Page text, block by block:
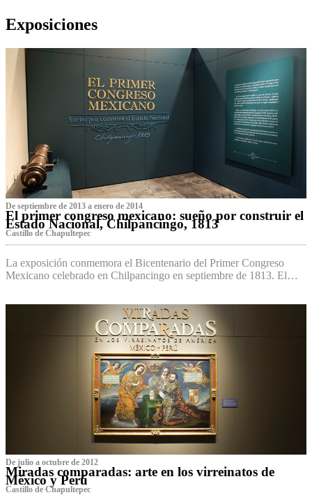
Exposiciones
De septiembre de 2013 a enero de 2014
El primer congreso mexicano: sueño por construir el
Estado Nacional, Chilpancingo, 1813
Castillo de Chapultepec
La exposición conmemora el Bicentenario del Primer Congreso
Mexicano celebrado en Chilpancingo en septiembre de 1813. El…
De julio a octubre de 2012
Miradas comparadas: arte en los virreinatos de
México y Perú
Castillo de Chapultepec